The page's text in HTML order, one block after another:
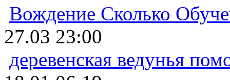
Вождение Сколько
27.03 23:00
деревенская ведунья